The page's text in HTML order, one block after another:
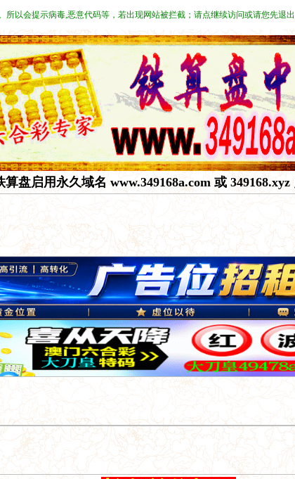
所以会提示病毒,恶意代码等，若出现网站被拦截；请点继续访问或请您先退出